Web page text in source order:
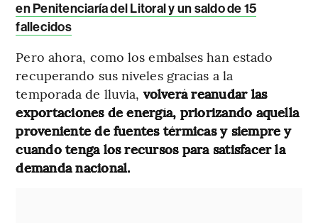
en Penitenciaría del Litoral y un saldo de 15
fallecidos
Pero ahora, como los embalses han estado
recuperando sus niveles gracias a la
temporada de lluvia, volverá reanudar las
exportaciones de energía, priorizando aquella
proveniente de fuentes térmicas y siempre y
cuando tenga los recursos para satisfacer la
demanda nacional.